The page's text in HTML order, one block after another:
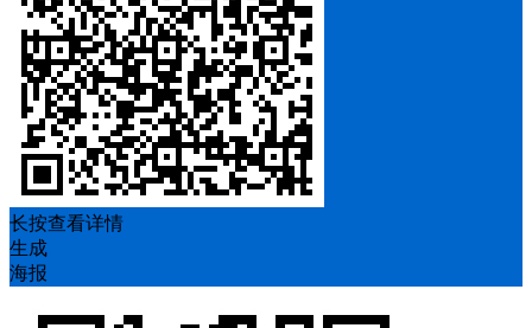
长按查看详情
生成
海报